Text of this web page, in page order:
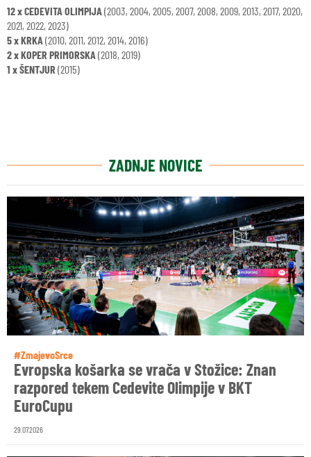
12 x CEDEVITA OLIMPIJA(2003, 2004, 2005, 2007, 2008, 2009, 2013, 2017, 2020,
2021, 2022, 2023)
5 x KRKA(2010, 2011, 2012, 2014, 2016)
2 x KOPER PRIMORSKA(2018, 2019)
1 x ŠENTJUR (2015)
ZADNJE NOVICE
#ZmajevoSrce
Evropska košarka se vrača v Stožice: Znan
razpored tekem Cedevite Olimpije v BKT
EuroCupu
29.07.2026